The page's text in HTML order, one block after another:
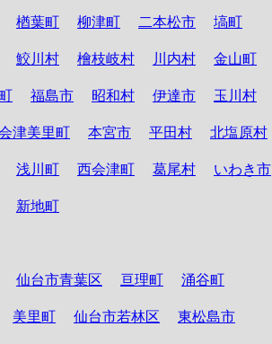
楢葉町 柳津町 二本松市 塙町
鮫川村 檜枝岐村 川内村 金山町
福島市 昭和村 伊達市 玉川村
津美里町 本宮市 平田村 北塩原村
浅川町 西会津町 葛尾村 いわき市
新地町
仙台市青葉区 亘理町 涌谷町
美里町 仙台市若林区 東松島市